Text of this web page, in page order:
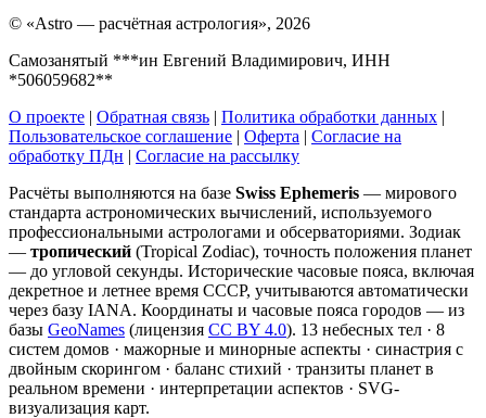
© «Astro — расчётная астрология», 2026
Самозанятый ***ин Евгений Владимирович, ИНН
*506059682**
О проекте | Обратная связь | Политика обработки данных |
Пользовательское соглашение | Оферта | Согласие на
обработку ПДн | Согласие на рассылку
Расчёты выполняются на базе Swiss Ephemeris — мирового
стандарта астрономических вычислений, используемого
профессиональными астрологами и обсерваториями. Зодиак
— тропический (Tropical Zodiac), точность положения планет
— до угловой секунды. Исторические часовые пояса, включая
декретное и летнее время СССР, учитываются автоматически
через базу IANA. Координаты и часовые пояса городов — из
базы GeoNames (лицензия CC BY 4.0). 13 небесных тел · 8
систем домов · мажорные и минорные аспекты · синастрия с
двойным скорингом · баланс стихий · транзиты планет в
реальном времени · интерпретации аспектов · SVG-
визуализация карт.